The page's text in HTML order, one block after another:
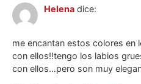
Helena dice:
me encantan estos colores
con ellos!!tengo los labios
con ellos…pero son muy